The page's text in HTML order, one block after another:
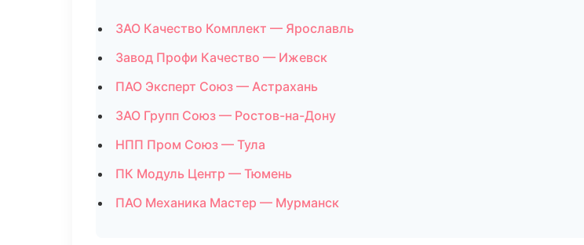
ЗАО Качество Комплект — Ярославль
Завод Профи Качество — Ижевск
ПАО Эксперт Союз — Астрахань
ЗАО Групп Союз — Ростов-на-Дону
НПП Пром Союз — Тула
ПК Модуль Центр — Тюмень
ПАО Механика Мастер — Мурманск